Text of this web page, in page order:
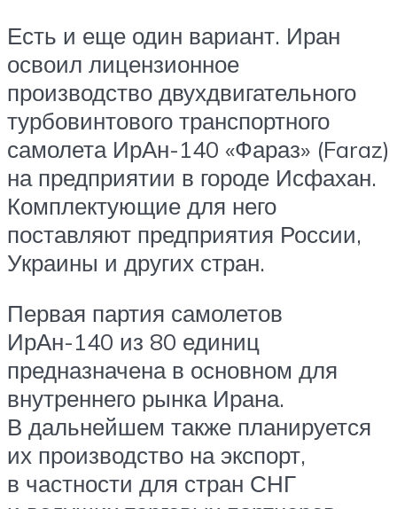
Есть и еще один вариант. Иран
освоил лицензионное
производство двухдвигательного
турбовинтового транспортного
самолета ИрАн-140 «Фараз» (Faraz)
на предприятии в городе Исфахан.
Комплектующие для него
поставляют предприятия России,
Украины и других стран.
Первая партия самолетов
ИрАн-140 из 80 единиц
предназначена в основном для
внутреннего рынка Ирана.
В дальнейшем также планируется
их производство на экспорт,
в частности для стран СНГ